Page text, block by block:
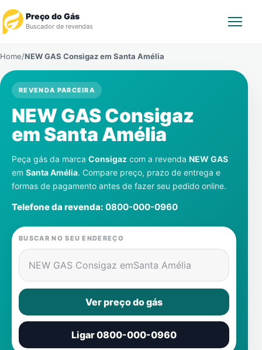
Preço do Gás
Buscador de revendas
Revendedor
Notícias
Cadastre-se
Gás
Home/NEW GAS Consigaz em Santa Amélia
REVENDA PARCEIRA
NEW GAS Consigaz
em Santa Amélia
Peça gás da marca Consigaz com a revenda NEW GAS
em Santa Amélia. Compare preço, prazo de entrega e
formas de pagamento antes de fazer seu pedido online.
Telefone da revenda: 0800-000-0960
BUSCAR NO SEU ENDEREÇO
NEW GAS Consigaz emSanta Amélia
Ver preço do gás
Ligar 0800-000-0960